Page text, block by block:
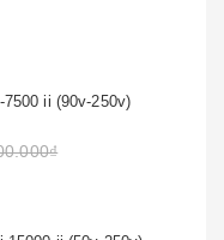
ii (90v-250v)